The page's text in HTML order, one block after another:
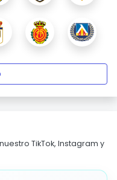
TikTok, Instagram y